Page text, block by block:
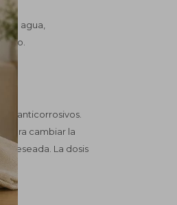
en agua,
y anticorrosivos.
Para cambiar la
deseada. La dosis